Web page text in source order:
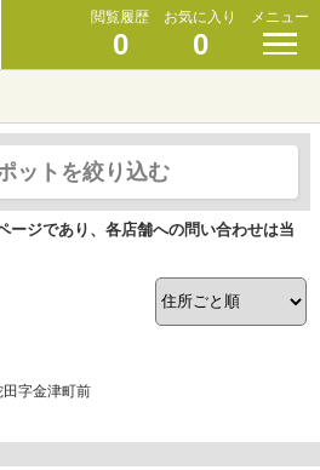
閲覧履歴
0
お気に入り
0
メニュー
ットを絞り込む
ジであり、各店舗への問い合わせは当
字金津町前